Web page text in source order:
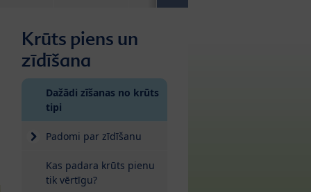
Krūts piens un
zīdīšana
Dažādi zīšanas no krūts
tipi
Padomi par zīdīšanu
Kas padara krūts pienu
tik vērtīgu?